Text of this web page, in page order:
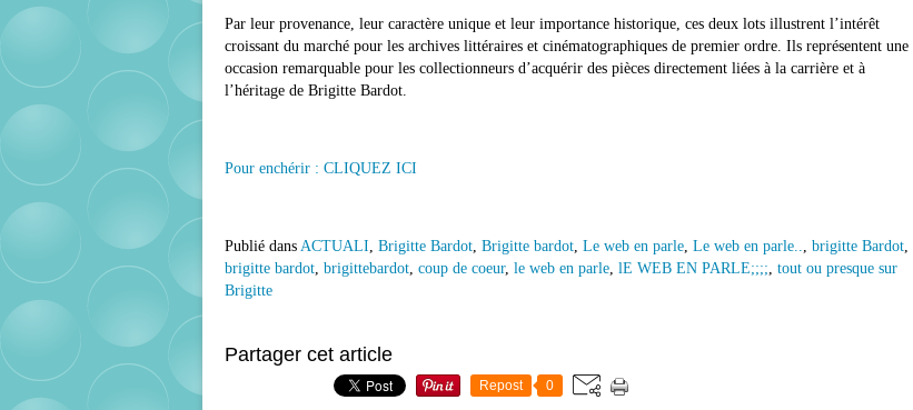
Par leur provenance, leur caractère unique et leur importance historique, ces deux lots illustrent l’intérêt
croissant du marché pour les archives littéraires et cinématographiques de premier ordre. Ils représentent une
occasion remarquable pour les collectionneurs d’acquérir des pièces directement liées à la carrière et à
l’héritage de Brigitte Bardot.
Pour enchérir : CLIQUEZ ICI
Publié dans ACTUALI, Brigitte Bardot, Brigitte bardot, Le web en parle, Le web en parle.., brigitte Bardot,
brigitte bardot, brigittebardot, coup de coeur, le web en parle, lE WEB EN PARLE;;;;, tout ou presque sur
Brigitte
Partager cet article
Repost 0